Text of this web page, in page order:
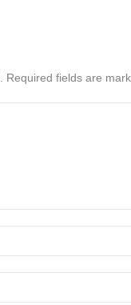
Required fields are